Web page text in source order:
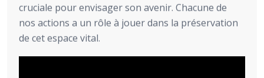
cruciale pour envisager son avenir. Chacune de
nos actions a un rôle à jouer dans la préservation
de cet espace vital.